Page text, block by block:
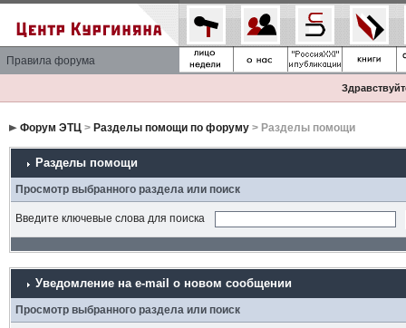
Правила форума
Форум ЭТЦ> Разделы помощи по форуму> Разделы помощи
Разделы помощи
Просмотр выбранного раздела или поиск
Введите ключевые слова для поиска
Уведомление на е-mail о новом сообщении
Просмотр выбранного раздела или поиск